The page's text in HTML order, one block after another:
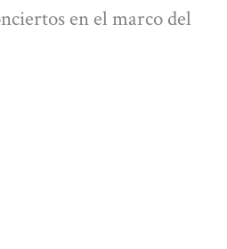
en el marco del